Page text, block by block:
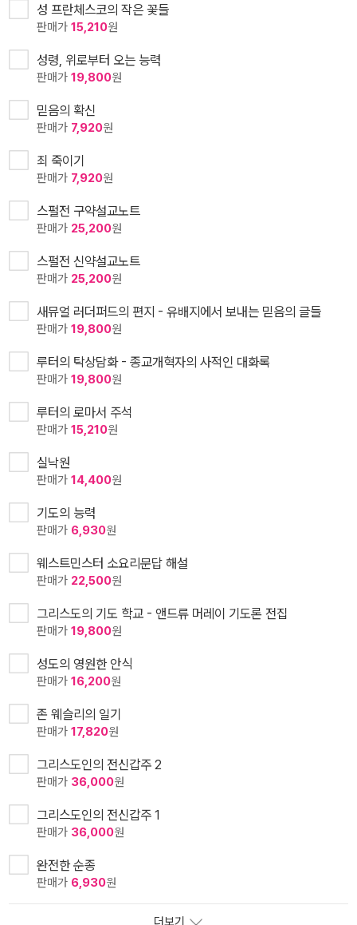
성 프란체스코의 작은 꽃들
판매가 15,210원
성령, 위로부터 오는 능력
판매가 19,800원
믿음의 확신
판매가 7,920원
죄 죽이기
판매가 7,920원
스펄전 구약설교노트
판매가 25,200원
스펄전 신약설교노트
판매가 25,200원
새뮤얼 러더퍼드의 편지 - 유배지에서 보내는 믿음의 글들
판매가 19,800원
루터의 탁상담화 - 종교개혁자의 사적인 대화록
판매가 19,800원
루터의 로마서 주석
판매가 15,210원
실낙원
판매가 14,400원
기도의 능력
판매가 6,930원
웨스트민스터 소요리문답 해설
판매가 22,500원
그리스도의 기도 학교 - 앤드류 머레이 기도론 전집
판매가 19,800원
성도의 영원한 안식
판매가 16,200원
존 웨슬리의 일기
판매가 17,820원
그리스도인의 전신갑주 2
판매가 36,000원
그리스도인의 전신갑주 1
판매가 36,000원
완전한 순종
판매가 6,930원
더보기